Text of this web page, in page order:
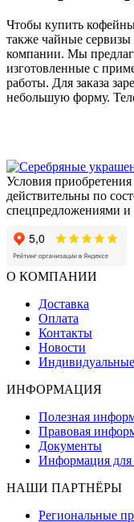
Чтобы купить
также чайные
компании. Мы
изготовленные с
работы. Для заказа
небольшую форму.
Условия приобретения
действительны по
спецпредложениями и
О КОМПАНИИ
Доставка
Оплата
Контакты
Новости
ИНФОРМАЦИЯ
Полезная
Правовая
Документы
Информация для
НАШИ ПАРТНЁРЫ
Региональные